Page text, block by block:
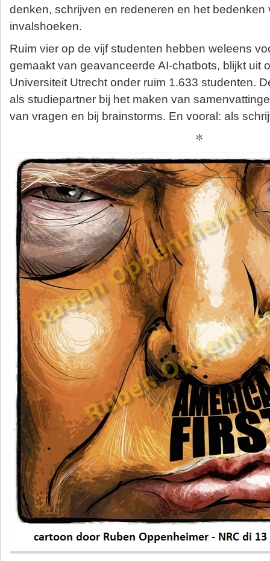
denken, schrijven en redeneren en het bedenken
invalshoeken.
Ruim vier op de vijf studenten hebben weleens
gemaakt van geavanceerde AI-chatbots, blijkt uit
Universiteit Utrecht onder ruim 1.633 studenten.
als studiepartner bij het maken van
van vragen en bij brainstorms. En vooral: als
*